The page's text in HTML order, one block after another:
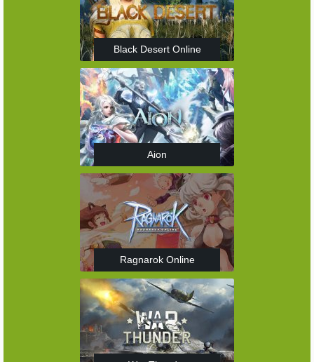
Black Desert Online
Aion
Ragnarok Online